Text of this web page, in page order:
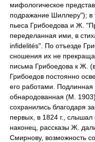
мифологическое
подражание Шиллеру"); в
пьеса Грибоедова и Ж.
переделанная ими, в
infidelités". По отъезде
сношения их не
письма Грибоедова к Ж.
Грибоедов постоянно
его работами. Подлинная
обнародованная (M.
сохранились благодаря
первых, в 1824 г.,
наконец, рассказы Ж.
Смирнову, возможность